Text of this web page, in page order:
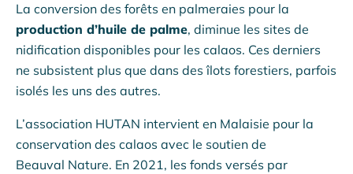
La conversion des forêts en palmeraies pour la
production d’huile de palme, diminue les sites de
nidification disponibles pour les calaos. Ces derniers
ne subsistent plus que dans des îlots forestiers, parfois
isolés les uns des autres.
L’association HUTAN intervient en Malaisie pour la
conservation des calaos avec le soutien de
Beauval Nature. En 2021, les fonds versés par